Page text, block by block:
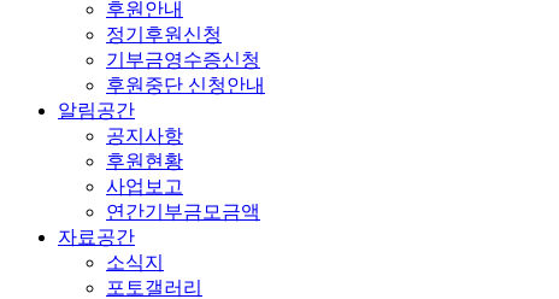
후원안내
정기후원신청
기부금영수증신청
후원중단 신청안내
알림공간
공지사항
후원현황
사업보고
연간기부금모금액
자료공간
소식지
포토갤러리